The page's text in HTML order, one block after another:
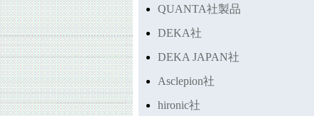
QUANTA社製品
DEKA社
DEKA JAPAN社
Asclepion社
hironic社